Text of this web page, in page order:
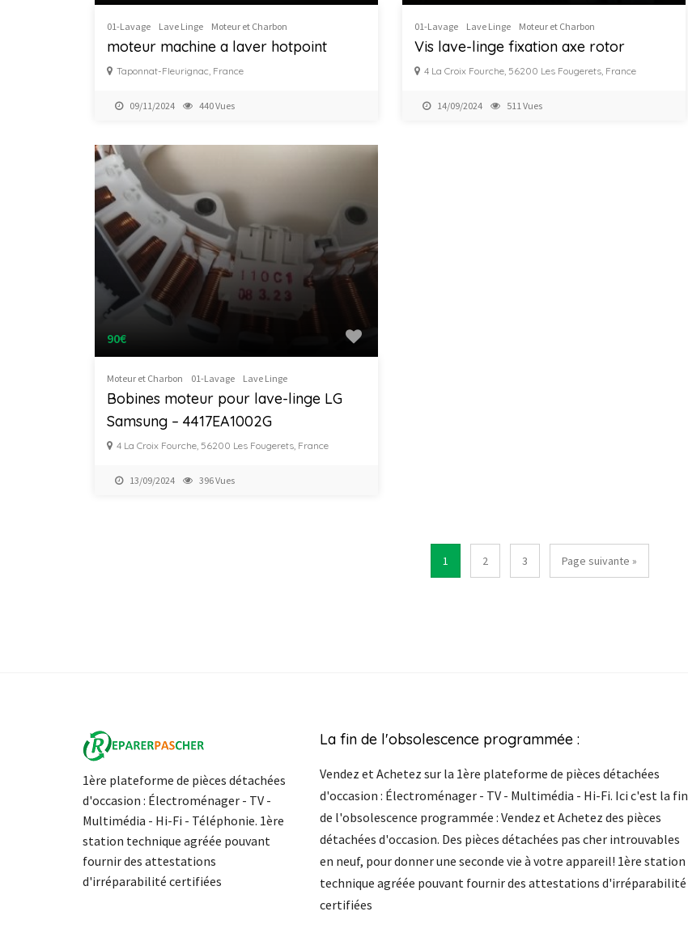
01-Lavage Lave Linge Moteur et Charbon
moteur machine a laver hotpoint
Taponnat-Fleurignac, France
09/11/2024 440 Vues
01-Lavage Lave Linge Moteur et Charbon
Vis lave-linge fixation axe rotor
4 La Croix Fourche, 56200 Les Fougerets, France
14/09/2024 511 Vues
90€
Moteur et Charbon 01-Lavage Lave Linge
Bobines moteur pour lave-linge LG
Samsung – 4417EA1002G
4 La Croix Fourche, 56200 Les Fougerets, France
13/09/2024 396 Vues
1 2 3 Page suivante »
1ère plateforme de pièces détachées
d'occasion : Électroménager - TV -
Multimédia - Hi-Fi - Téléphonie. 1ère
station technique agréée pouvant
fournir des attestations
d'irréparabilité certifiées
La fin de l'obsolescence programmée :
Vendez et Achetez sur la 1ère plateforme de pièces détachées
d'occasion : Électroménager - TV - Multimédia - Hi-Fi. Ici c'est la fin
de l'obsolescence programmée : Vendez et Achetez des pièces
détachées d'occasion. Des pièces détachées pas cher introuvables
en neuf, pour donner une seconde vie à votre appareil! 1ère station
technique agréée pouvant fournir des attestations d'irréparabilité
certifiées